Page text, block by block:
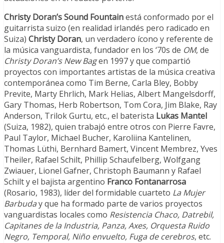
Christy Doran’s Sound Fountainestá conformado por el
guitarrista suizo (en realidad irlandés pero radicado en
Suiza) Christy Doran, un verdadero ícono y referente de
la música vanguardista, fundador en los ‘70s de OM, de
Christy Doran’s New Bagen 1997 y que compartió
proyectos con importantes artistas de la música creativa
contemporánea como Tim Berne, Carla Bley, Bobby
Previte, Marty Ehrlich, Mark Helias, Albert Mangelsdorff,
Gary Thomas, Herb Robertson, Tom Cora, Jim Blake, Ray
Anderson, Trilok Gurtu, etc., el baterista Lukas Mantel
(Suiza, 1982), quien trabajó entre otros con Pierre Favre,
Paul Taylor, Michael Bucher, Karoliina Kantelinen,
Thomas Lüthi, Bernhard Bamert, Vincent Membrez, Yves
Theiler, Rafael Schilt, Phillip Schaufelberg, Wolfgang
Zwiauer, Lionel Gafner, Christoph Baumann y Rafael
Schilt y el bajista argentino Franco Fontanarrosa
(Rosario, 1983), líder del formidable cuarteto La Mujer
Barbuday que ha formado parte de varios proyectos
vanguardistas locales como Resistencia Chaco, Datrebil,
Capitanes de la Industria, Panza, Axes, Orquesta Ruido
Negro, Temporal, Niño envuelto, Fuga de cerebros, etc.